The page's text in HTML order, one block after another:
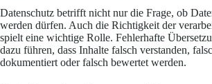
Datenschutz betrifft nicht nur die Frage, ob
werden dürfen. Auch die Richtigkeit der
spielt eine wichtige Rolle. Fehlerhafte
dazu führen, dass Inhalte falsch verstanden,
dokumentiert oder falsch bewertet werden.